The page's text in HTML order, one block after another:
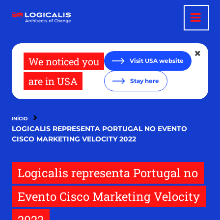
para
We noticed you
are in USA
Visit USA website
Stay here
INÍCIO
LOGICALIS REPRESENTA PORTUGAL NO EVENTO
CISCO MARKETING VELOCITY 2022
Logicalis representa Portugal no
Evento Cisco Marketing Velocity